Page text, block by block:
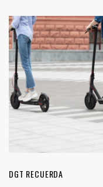
DGT RECUERDA